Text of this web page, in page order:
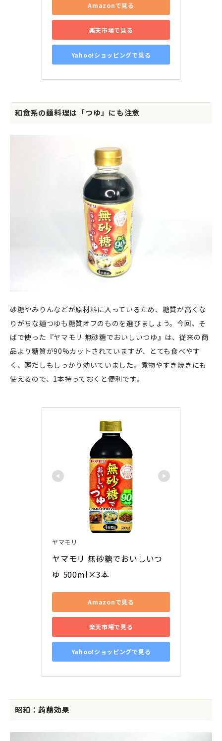
Amazonで見る
楽天市場で見る
Yahoo!ショッピングで見る
和食系の麺料理は「つゆ」にも注意
砂糖やみりんなどが原材料に入っているため、糖質が高くな
りがちな麺つゆも糖質オフのものを選びましょう。今回、そ
ばで使った『ヤマモリ 無砂糖でおいしいつゆ』は、従来の商
品より糖質が90%カットされていますが、とても食べやす
く、鰹だしもしっかり効いていました。煮物やすき焼きにも
使えるので、1本持っておくと便利です。
ヤマモリ
ヤマモリ 無砂糖でおいしいつ
ゆ 500ml×3本
Amazonで見る
楽天市場で見る
Yahoo!ショッピングで見る
昭和：蒟蒻効果